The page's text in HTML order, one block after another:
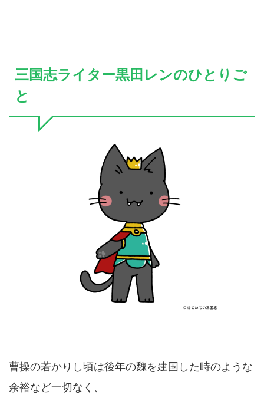
三国志ライター黒田レンのひとりご
と
曹操の若かりし頃は後年の魏を建国した時のような
余裕など一切なく、